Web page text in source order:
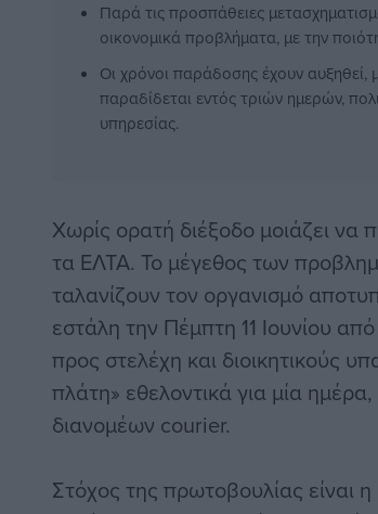
Παρά τις προσπάθειες
οικονομικά προβλήματα, με την
Οι χρόνοι παράδοσης έχουν αυξηθεί,
παραδίδεται εντός τριών ημερών,
υπηρεσίας.
Χωρίς ορατή διέξοδο μοιάζει να
τα ΕΛΤΑ. Το μέγεθος των
ταλανίζουν τον οργανισμό
εστάλη την Πέμπτη 11 Ιουνίου
προς στελέχη και διοικητικούς
πλάτη» εθελοντικά για μία
διανομέων courier.
Στόχος της πρωτοβουλίας